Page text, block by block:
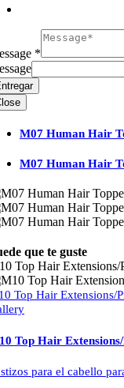
*
M07 Human Hair
M07 Human Hair
que te guste
Top Hair
Top Hair Extensions/
Top Hair
para el cabello